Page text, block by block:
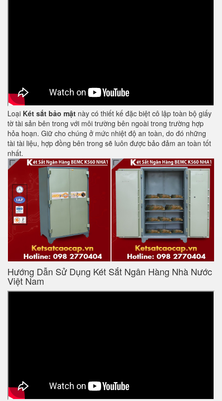
Loại Két sắt bảo mật này có thiết kế đặc biệt cô lập toàn bộ giấy
tờ tài sản bên trong với môi trường bên ngoài trong trường hợp
hỏa hoạn. Giữ cho chúng ở mức nhiệt độ an toàn, do đó những
tài tài liệu, hợp đồng bên trong sẽ luôn được bảo đảm an toàn tốt
nhất.
Hướng Dẫn Sử Dụng Két Sắt Ngân Hàng Nhà Nước
Việt Nam